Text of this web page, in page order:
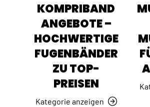
KOMPRIBAND
ANGEBOTE –
HOCHWERTIGE
FUGENBÄNDER
ZU TOP-
PREISEN
Kategorie anzeigen